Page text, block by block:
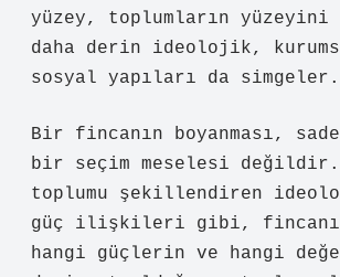
yüzey, toplumların yüzeyini
daha derin ideolojik,
sosyal yapıları da simgeler.
Bir fincanın boyanması,
bir seçim meselesi
toplumu şekillendiren
güç ilişkileri gibi, fincanın
hangi güçlerin ve hangi